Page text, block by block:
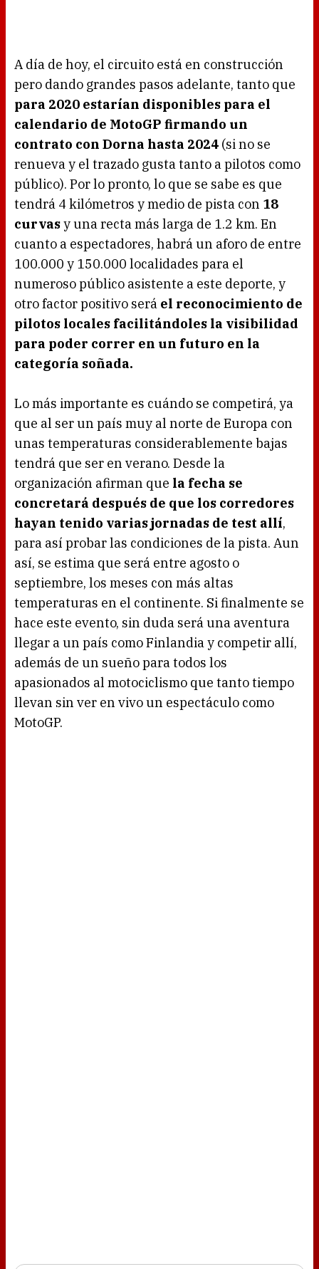
A día de hoy, el circuito está en construcción
pero dando grandes pasos adelante, tanto que
para 2020 estarían disponibles para el
calendario de MotoGP firmando un
contrato con Dorna hasta 2024 (si no se
renueva y el trazado gusta tanto a pilotos como
público). Por lo pronto, lo que se sabe es que
tendrá 4 kilómetros y medio de pista con 18
curvasy una recta más larga de 1.2 km. En
cuanto a espectadores, habrá un aforo de entre
100.000 y 150.000 localidades para el
numeroso público asistente a este deporte, y
otro factor positivo será el reconocimiento de
pilotos locales facilitándoles la visibilidad
para poder correr en un futuro en la
categoría soñada.
Lo más importante es cuándo se competirá, ya
que al ser un país muy al norte de Europa con
unas temperaturas considerablemente bajas
tendrá que ser en verano. Desde la
organización afirman que la fecha se
concretará después de que los corredores
hayan tenido varias jornadas de test allí,
para así probar las condiciones de la pista. Aun
así, se estima que será entre agosto o
septiembre, los meses con más altas
temperaturas en el continente. Si finalmente se
hace este evento, sin duda será una aventura
llegar a un país como Finlandia y competir allí,
además de un sueño para todos los
apasionados al motociclismo que tanto tiempo
llevan sin ver en vivo un espectáculo como
MotoGP.